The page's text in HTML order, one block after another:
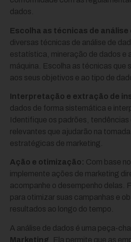
dados.
Escolha as técnicas de
diversas técnicas de análise de
estatística, mineração de dados e
máquina. Escolha as técnicas que
aos seus objetivos e ao tipo de
Interpretação e extração de
dados de forma sistemática e
Identifique os padrões, tendências
relevantes que ajudarão na
estratégicas de marketing.
Ação e otimização: Com base
implemente ações de marketing
acompanhe o desempenho delas.
para otimizar suas campanhas e
resultados ao longo do tempo.
A análise de dados é uma peça-
Marketing . Ela permite que as